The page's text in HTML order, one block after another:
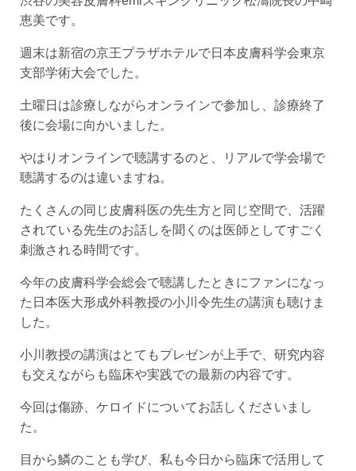
恵美です。
週末は新宿の京王プラザホテルで日本皮膚科学会東京
支部学術大会でした。
土曜日は診療しながらオンラインで参加し、診療終了
後に会場に向かいました。
やはりオンラインで聴講するのと、リアルで学会場で
聴講するのは違いますね。
たくさんの同じ皮膚科医の先生方と同じ空間で、活躍
されている先生のお話しを聞くのは医師としてすごく
刺激される時間です。
今年の皮膚科学会総会で聴講したときにファンになっ
た日本医大形成外科教授の小川令先生の講演も聴けま
した。
小川教授の講演はとてもプレゼンが上手で、研究内容
も交えながらも臨床や実践での最新の内容です。
今回は傷跡、ケロイドについてお話しくださいまし
た。
目から鱗のことも学び、私も今日から臨床で活用して